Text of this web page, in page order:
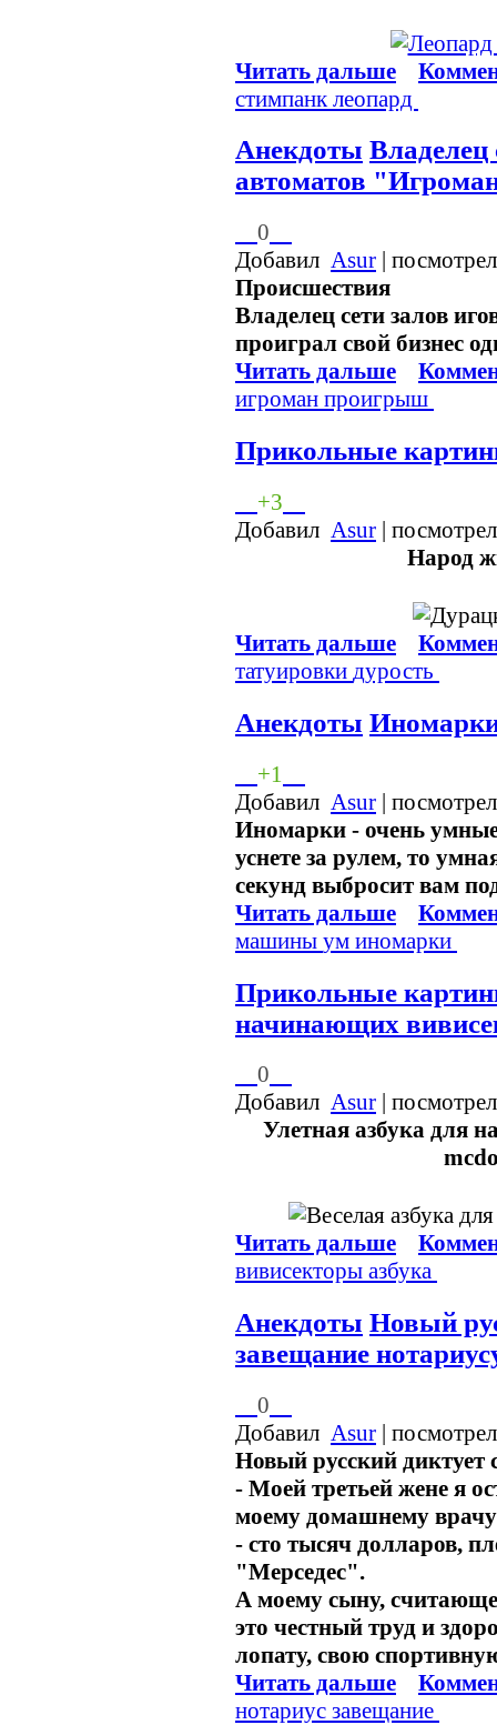
Читать дальше
стимпанк леопард
Анекдоты Владелец
автоматов
0
Добавил Asur |
Происшествия
Владелец сети залов
проиграл свой бизнес
Читать дальше
игроман проигрыш
Прикольные
+3
Добавил Asur |
Народ
Читать дальше
татуировки дурость
Анекдоты
+1
Добавил Asur |
Иномарки - очень
уснете за рулем, то
секунд выбросит вам
Читать дальше
машины ум иномарки
Прикольные
начинающих
0
Добавил Asur |
Улетная азбука для
Читать дальше
вивисекторы азбука
Анекдоты Новый
завещание
0
Добавил Asur |
Новый русский диктует
- Моей третьей жене я
моему домашнему врачу
- сто тысяч долларов,
"Мерседес".
А моему сыну,
это честный труд и
лопату, свою
Читать дальше
нотариус завещание